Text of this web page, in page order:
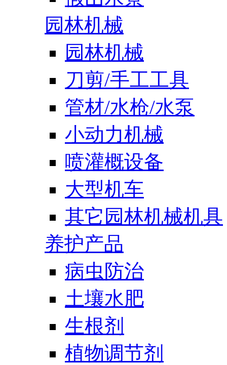
园林机械
园林机械
刀剪/手工工具
管材/水枪/水泵
小动力机械
喷灌概设备
大型机车
其它园林机械机具
养护产品
病虫防治
土壤水肥
生根剂
植物调节剂